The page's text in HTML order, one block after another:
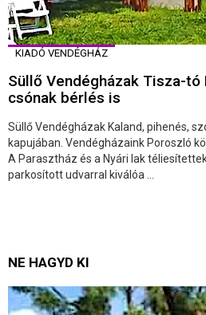
KIADÓ VENDÉGHÁZ
Süllő Vendégházak Tisza-
csónak bérlés is
Süllő Vendégházak Kaland, pihenés,
kapujában. Vendégházaink Poroszló
A Parasztház és a Nyári lak
parkosított udvarral kiválóa ...
NE HAGYD KI